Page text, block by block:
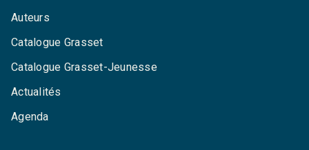
Auteurs
Catalogue Grasset
Catalogue Grasset-Jeunesse
Actualités
Agenda